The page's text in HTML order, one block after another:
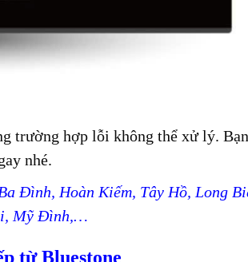
trường hợp lỗi không thể xử lý.
nhé.
Đình, Hoàn Kiếm, Tây Hồ, Long
Mỹ Đình,…
từ Bluestone